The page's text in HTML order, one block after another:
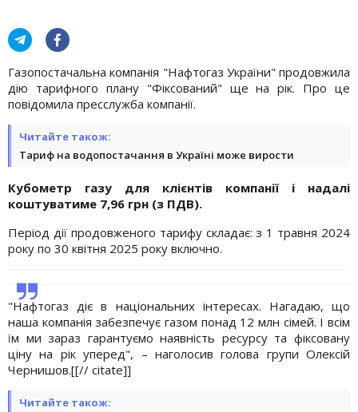
Газопостачальна компанія "Нафтогаз України" продовжила
дію тарифного плану "Фіксований" ще на рік. Про це
повідомила пресслужба компанії.
Читайте також:
Тариф на водопостачання в Україні може вирости
Кубометр газу для клієнтів компанії і надалі
коштуватиме 7,96 грн (з ПДВ).
Період дії продовженого тарифу складає: з 1 травня 2024
року по 30 квітня 2025 року включно.
"Нафтогаз діє в національних інтересах. Нагадаю, що
наша компанія забезпечує газом понад 12 млн сімей. І всім
їм ми зараз гарантуємо наявність ресурсу та фіксовану
ціну на рік уперед", – наголосив голова групи Олексій
Чернишов.[[// citate]]
Читайте також: